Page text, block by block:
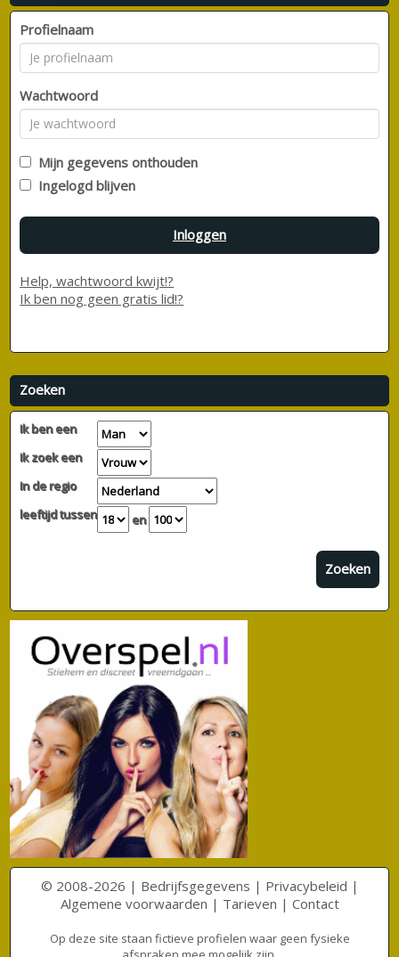
Profielnaam
Wachtwoord
Mijn gegevens onthouden
Ingelogd blijven
Inloggen
Help, wachtwoord kwijt!?
Ik ben nog geen gratis lid!?
Zoeken
Ik ben een
Ik zoek een
In de regio
leeftijd tussen
en
Zoeken
© 2008-2026 | Bedrijfsgegevens | Privacybeleid |
Algemene voorwaarden | Tarieven | Contact
Op deze site staan fictieve profielen waar geen fysieke